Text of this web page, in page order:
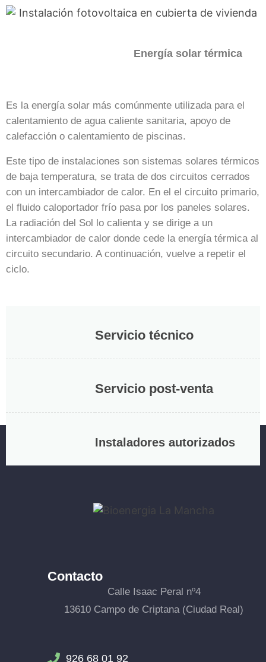
Energía solar térmica
Es la energía solar más comúnmente utilizada para el
calentamiento de agua caliente sanitaria, apoyo de
calefacción o calentamiento de piscinas.
Este tipo de instalaciones son sistemas solares térmicos
de baja temperatura, se trata de dos circuitos cerrados
con un intercambiador de calor. En el el circuito primario,
el fluido caloportador frío pasa por los paneles solares.
La radiación del Sol lo calienta y se dirige a un
intercambiador de calor donde cede la energía térmica al
circuito secundario. A continuación, vuelve a repetir el
ciclo.
Servicio técnico
Servicio post-venta
Instaladores autorizados
Contacto
Calle Isaac Peral nº4
13610 Campo de Criptana (Ciudad Real)
926 68 01 92